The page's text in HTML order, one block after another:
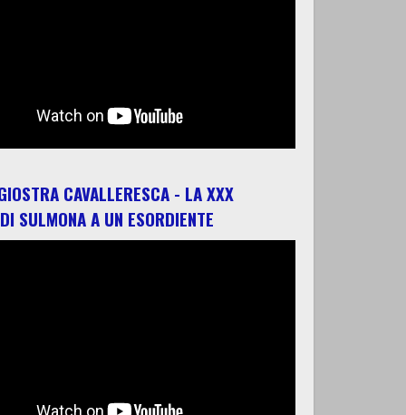
CAVALLERESCA - LA XXX
SULMONA A UN ESORDIENTE